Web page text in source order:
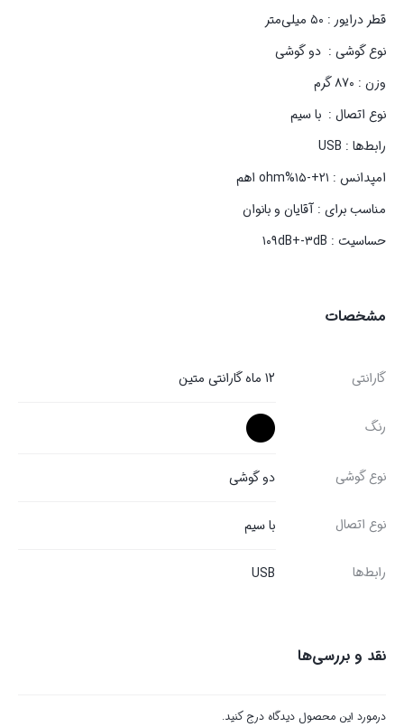
قطر درایور : ۵۰ میلی‌متر
نوع گوشی : دو گوشی
وزن : ۸۷۰ گرم
نوع اتصال : با سیم
رابط‌ها : USB
امپدانس : ۲۱+-۱۵%ohm اهم
مناسب برای : آقایان و بانوان
حساسیت : ۱۰۹dB+-۳dB
مشخصات
گارانتی 12 ماه گارانتی متین
رنگ
نوع گوشی دو گوشی
نوع اتصال با سیم
رابط‌ها USB
نقد و بررسی‌ها
درمورد این محصول دیدگاه درج کنید.